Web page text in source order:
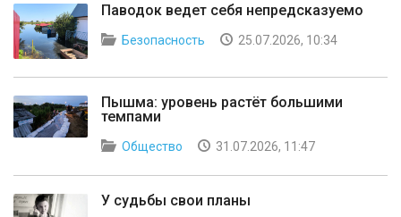
Паводок ведет себя непредсказуемо
Безопасность 25.07.2026, 10:34
Пышма: уровень растёт большими
темпами
Общество 31.07.2026, 11:47
У судьбы свои планы